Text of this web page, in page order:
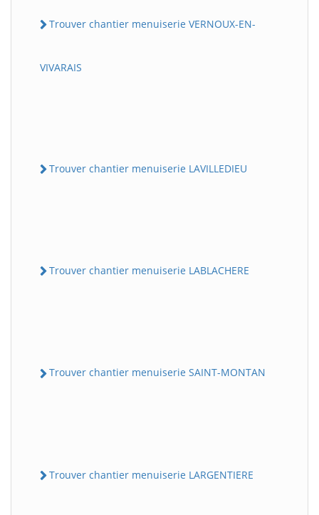
Trouver chantier menuiserie VERNOUX-EN-
VIVARAIS
Trouver chantier menuiserie LAVILLEDIEU
Trouver chantier menuiserie LABLACHERE
Trouver chantier menuiserie SAINT-MONTAN
Trouver chantier menuiserie LARGENTIERE